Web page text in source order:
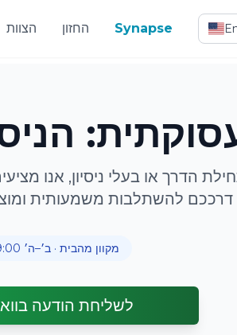
הצוות החזון Synapse
הדרך או בעלי ניסיון, אנו
דרככם להשתלבות משמעותית
מקוון מהבית · ב׳–ה׳ 9:00–13:00
לשליחת הודעה